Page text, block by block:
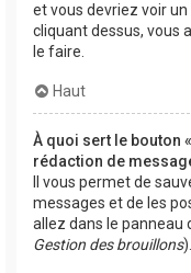
et vous devriez voir
cliquant dessus, vous
le faire.
Haut
À quoi sert le bouton
rédaction de
Il vous permet de
messages et de les
allez dans le panneau
Gestion des brouillons).